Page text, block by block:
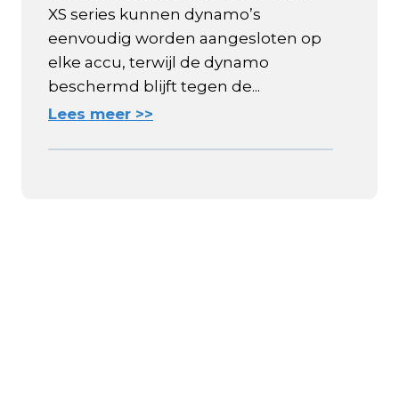
XS series kunnen dynamo’s
eenvoudig worden aangesloten op
elke accu, terwijl de dynamo
beschermd blijft tegen de...
Lees meer >>